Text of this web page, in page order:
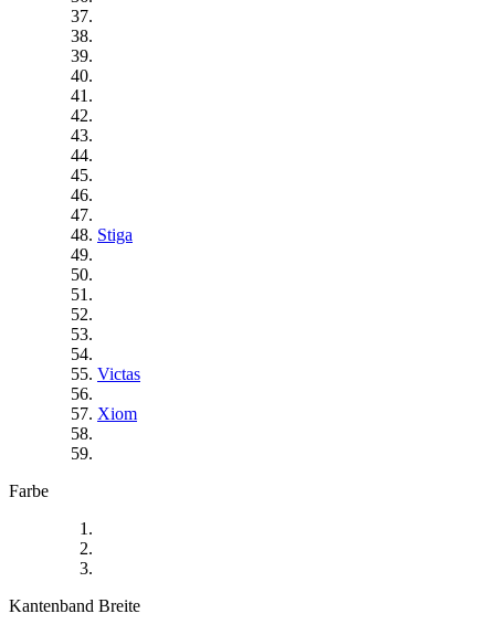
Stiga
Victas
Xiom
Farbe
Kantenband Breite